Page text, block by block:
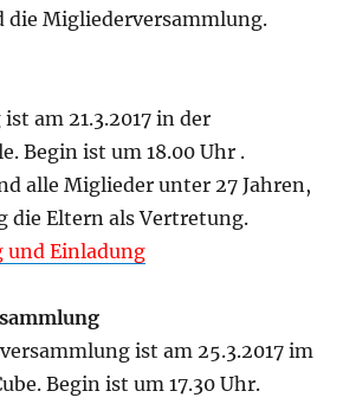
die Migliederversammlung.
am 21.3.2017 in der
Begin ist um 18.00 Uhr .
alle Miglieder unter 27 Jahren,
die Eltern als Vertretung.
und Einladung
ist am 25.3.2017 im
Begin ist um 17.30 Uhr.